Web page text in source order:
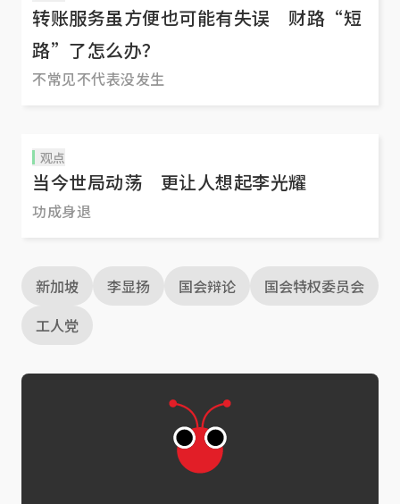
转账服务虽方便也可能有失误 财路“短
路”了怎么办？
不常见不代表没发生
观点
当今世局动荡 更让人想起李光耀
功成身退
新加坡 李显扬 国会辩论
国会特权委员会
工人党